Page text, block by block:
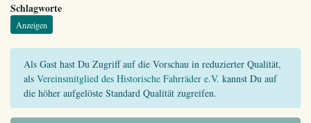
Schlagworte
Anzeigen
Als Gast hast Du Zugriff auf die Vorschau in reduzierter Qualität,
als Vereinsmitglied des Historische Fahrräder e.V. kannst Du auf
die höher aufgelöste Standard Qualität zugreifen.